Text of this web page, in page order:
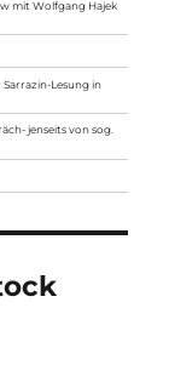
mit Wolfgang Hajek
Lesung in
jenseits von sog.